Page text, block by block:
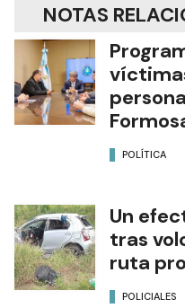
NOTAS
POLÍTICA
Un
tras
ruta
POLICIALES